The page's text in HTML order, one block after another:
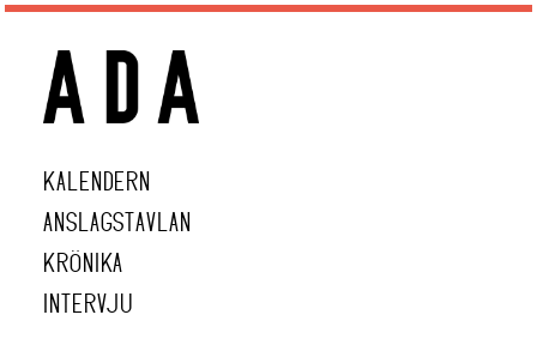
KALENDERN
ANSLAGSTAVLAN
KRÖNIKA
INTERVJU